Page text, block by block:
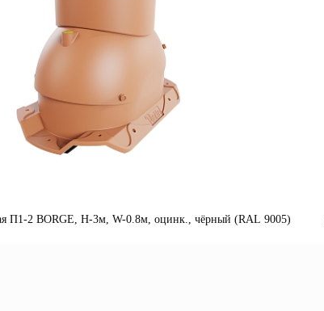
П1-2 BORGE, Н-3м, W-0.8м, оцинк., чёрный (RAL 9005)